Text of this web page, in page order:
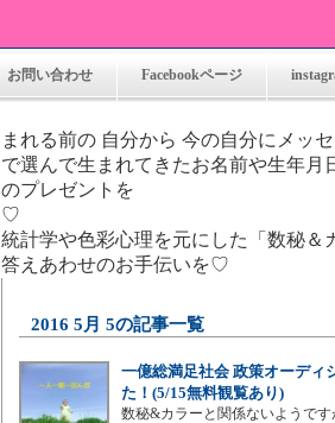
お問い合わせ Facebookページ
まれる前の 自分から 今
で選んで生まれてきたお名前や生年
のプレゼントを
統計学や色彩心理を元にした「数秘
答えあわせのお手伝いを♡
2016 5月 5の記事一覧
一億総満足社会 政策オーディ
た！(5/15無料観覧あり)
数秘&カラーと関係ないようで